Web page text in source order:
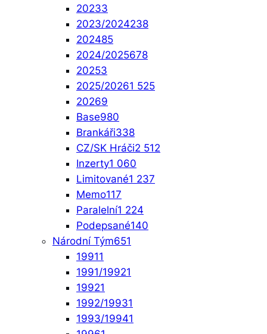
20233
2023/2024238
202485
2024/2025678
20253
2025/20261 525
20269
Base980
Brankáři338
CZ/SK Hráči2 512
Inzerty1 060
Limitované1 237
Memo117
Paralelní1 224
Podepsané140
Národní Tým651
19911
1991/19921
19921
1992/19931
1993/19941